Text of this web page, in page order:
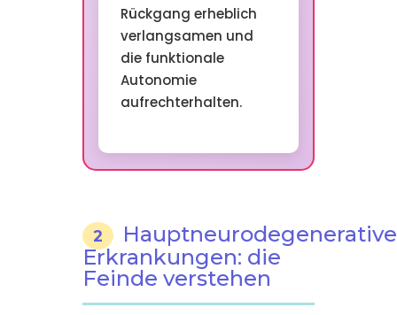
Rückgang erheblich
verlangsamen und
die funktionale
Autonomie
aufrechterhalten.
2
Hauptneurodegenerative
Erkrankungen: die
Feinde verstehen